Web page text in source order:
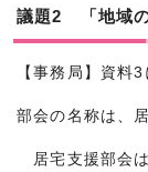
議題2 「地域の
【事務局】資料
部会の名称は、
居宅支援部会